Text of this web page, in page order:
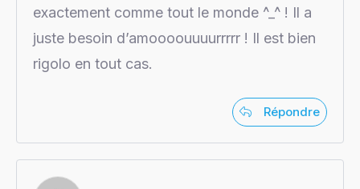
exactement comme tout le monde ^_^ ! Il a
juste besoin d’amoooouuuurrrrr ! Il est bien
rigolo en tout cas.
Répondre